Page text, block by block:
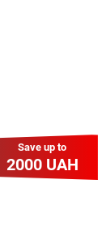
Save up to
2000 UAH